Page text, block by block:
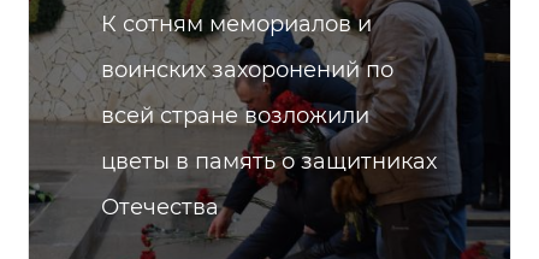
К сотням мемориалов и
воинских захоронений по
всей стране возложили
цветы в память о защитниках
Отечества